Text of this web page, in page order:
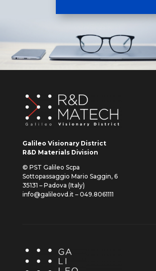
Galileo Visionary District
R&D Materials Division
© PST Galileo Scpa
Sottopassaggio Mario Saggin, 6
35131 – Padova (Italy)
info@galileovd.it – 049.8061111